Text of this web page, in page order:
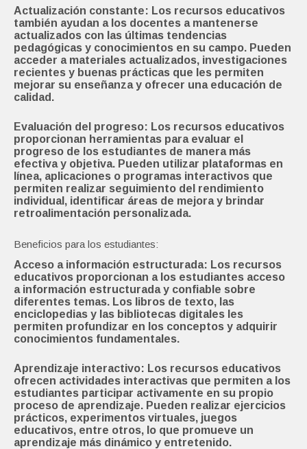
Actualización constante: Los recursos educativos
también ayudan a los docentes a mantenerse
actualizados con las últimas tendencias
pedagógicas y conocimientos en su campo. Pueden
acceder a materiales actualizados, investigaciones
recientes y buenas prácticas que les permiten
mejorar su enseñanza y ofrecer una educación de
calidad.
Evaluación del progreso: Los recursos educativos
proporcionan herramientas para evaluar el
progreso de los estudiantes de manera más
efectiva y objetiva. Pueden utilizar plataformas en
línea, aplicaciones o programas interactivos que
permiten realizar seguimiento del rendimiento
individual, identificar áreas de mejora y brindar
retroalimentación personalizada.
Beneficios para los estudiantes:
Acceso a información estructurada: Los recursos
educativos proporcionan a los estudiantes acceso
a información estructurada y confiable sobre
diferentes temas. Los libros de texto, las
enciclopedias y las bibliotecas digitales les
permiten profundizar en los conceptos y adquirir
conocimientos fundamentales.
Aprendizaje interactivo: Los recursos educativos
ofrecen actividades interactivas que permiten a los
estudiantes participar activamente en su propio
proceso de aprendizaje. Pueden realizar ejercicios
prácticos, experimentos virtuales, juegos
educativos, entre otros, lo que promueve un
aprendizaje más dinámico y entretenido.